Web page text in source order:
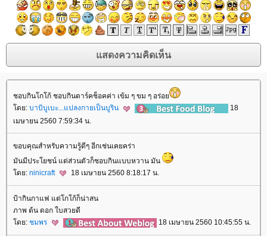
ชอบกินโกโก้ ชอบกินดาร์คช็อคค่า เข้ม ๆ ขม ๆ อร่อ
ดย: บาบิบูเบะ...แปลงกายเป็นบูริน
18
เมษายน 2560 7:59:34 น.
ขอบคุณสำหรับความรู้ดีๆ อีกเช่นเคยคร่า
มันมีประโยชน์ แต่ส่วนตัวก็ชอบกินแบบหวาน มัน
ดย: ninicraft 18 เมษายน 2560 8:18:17 น.
ป้ากินกาแฟ แต่โกโก้ก็น่าสน
ภาพ ต้น ดอก ใบสวยดี
ดย: ชมพร 18 เมษายน 2560 10:45:55 น.